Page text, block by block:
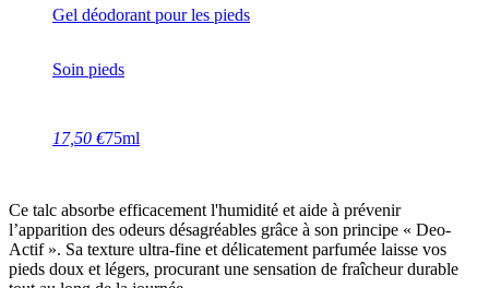
Gel déodorant pour les pieds
Soin pieds
17,50 €75ml
Ce talc absorbe efficacement l'humidité et aide à prévenir
l’apparition des odeurs désagréables grâce à son principe « Deo-
Actif ». Sa texture ultra-fine et délicatement parfumée laisse vos
pieds doux et légers, procurant une sensation de fraîcheur durable